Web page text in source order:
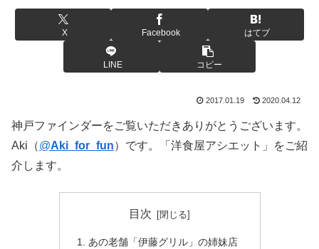
X Facebook はてブ
LINE コピー
2017.01.19 2020.04.12
神戸ファインダーをご覧いただきありがとうございます。
Aki（@Aki_for_fun）です。「洋食屋アシエット」をご紹
介します。
目次
あの老舗「伊藤グリル」の姉妹店